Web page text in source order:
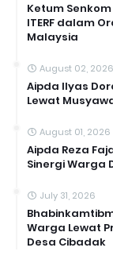
Ketum
ITERF dalam
Malaysia
August 02, 2026
Aipda Ilyas
Lewat
August 01, 2026
Aipda Reza
Sinergi Warga
July 31, 2026
Warga Lewat
Desa Cibadak